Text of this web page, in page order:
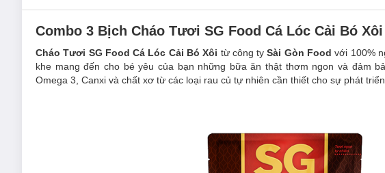
Combo 3 Bịch Cháo Tươi SG Food Cá Lóc Cải Bó Xôi
Cháo Tươi SG Food Cá Lóc Cải Bó Xôi từ công tySài Gòn Food với 100%
khe mang đến cho bé yêu của bạn những bữa ăn thật thơm ngon và đảm
Omega 3, Canxi và chất xơ từ các loại rau củ tự nhiên cần thiết cho sự phát